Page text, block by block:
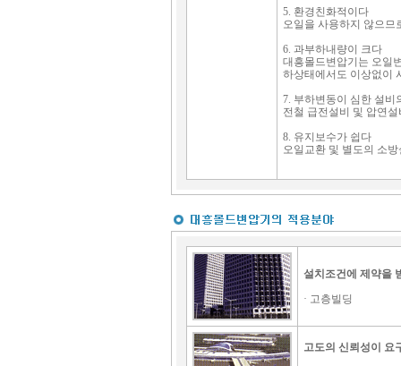
5. 환경친화적이다
오일을 사용하지 않으므
6. 과부하내량이 크다
대흥몰드변압기는 오일
하상태에서도 이상없이
7. 부하변동이 심한 설비
전철 급전설비 및 압연
8. 유지보수가 쉽다
오일교환 및 별도의 소
설치조건에 제약을
· 고층빌딩
고도의 신뢰성이 요